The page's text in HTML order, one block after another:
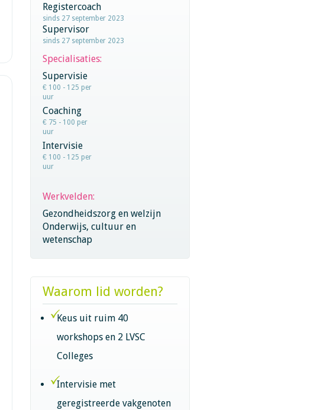
Registercoach
sinds 27 september 2023
Supervisor
sinds 27 september 2023
Specialisaties:
Supervisie
€ 100 - 125 per
uur
Coaching
€ 75 - 100 per
uur
Intervisie
€ 100 - 125 per
uur
Werkvelden:
Gezondheidszorg en welzijn
Onderwijs, cultuur en
wetenschap
Waarom lid worden?
Keus uit ruim 40
workshops en 2 LVSC
Colleges
Intervisie met
geregistreerde vakgenoten